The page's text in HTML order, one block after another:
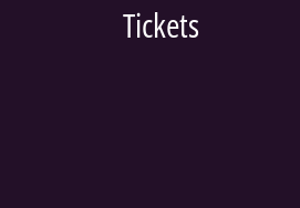
Tickets